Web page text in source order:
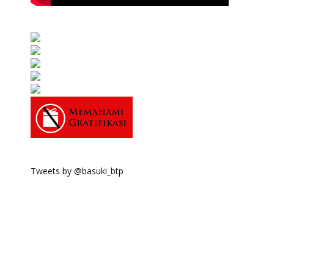
Tweets by @basuki_btp